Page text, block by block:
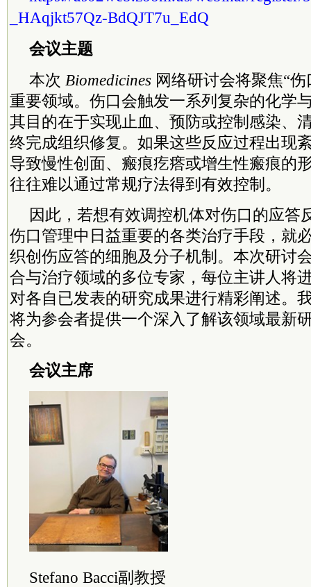
_HAqjkt57Qz-BdQJT7u_EdQ
会议主题
本次 Biomedicines 网络研讨会将聚焦“
重要领域。伤口会触发一系列复杂的化学
其目的在于实现止血、预防或控制感染、
终完成组织修复。如果这些反应过程出现
导致慢性创面、瘢痕疙瘩或增生性瘢痕
往往难以通过常规疗法得到有效控制。
因此，若想有效调控机体对伤口的应答
伤口管理中日益重要的各类治疗手段，就
织创伤应答的细胞及分子机制。本次研讨
合与治疗领域的多位专家，每位主讲人将
对各自已发表的研究成果进行精彩阐述。
将为参会者提供一个深入了解该领域最新
会。
会议主席
Stefano Bacci副教授